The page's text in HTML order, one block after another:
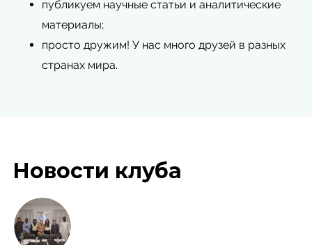
публикуем научные статьи и аналитические
материалы;
просто дружим! У нас много друзей в разных
странах мира.
Новости клуба